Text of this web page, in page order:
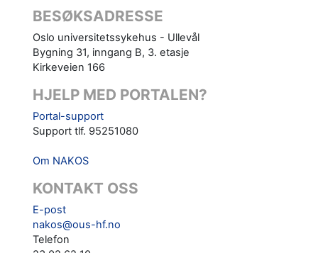
BESØKSADRESSE
Oslo universitetssykehus - Ullevål
Bygning 31, inngang B, 3. etasje
Kirkeveien 166
HJELP MED PORTALEN?
Portal-support
Support tlf. 95251080
Om NAKOS
KONTAKT OSS
E-post
nakos@ous-hf.no
Telefon